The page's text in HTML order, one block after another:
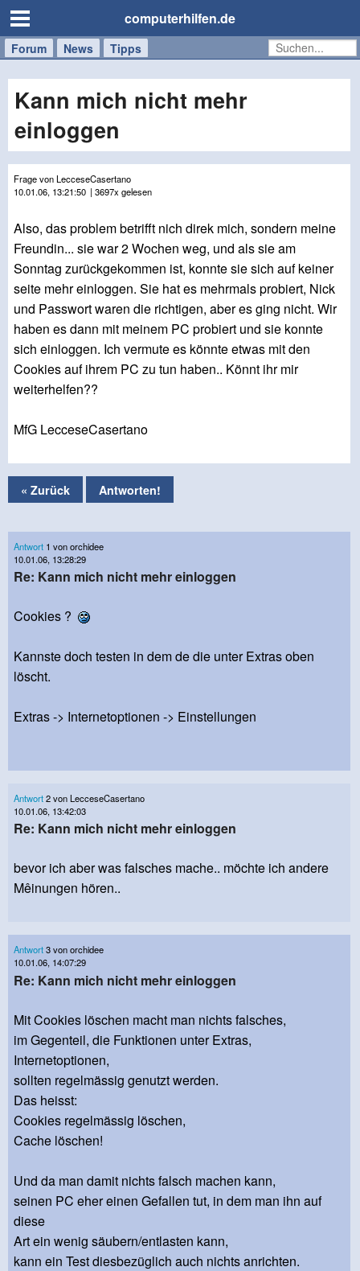
computerhilfen.de
Forum News Tipps
Handy
Tablet
Windows
Mac
Kann mich nicht mehr
einloggen
Frage von LecceseCasertano
10.01.06, 13:21:50 | 3697x gelesen
Also, das problem betrifft nich direk mich, sondern meine
Freundin... sie war 2 Wochen weg, und als sie am
Sonntag zurückgekommen ist, konnte sie sich auf keiner
seite mehr einloggen. Sie hat es mehrmals probiert, Nick
und Passwort waren die richtigen, aber es ging nicht. Wir
haben es dann mit meinem PC probiert und sie konnte
sich einloggen. Ich vermute es könnte etwas mit den
Cookies auf ihrem PC zu tun haben.. Könnt ihr mir
weiterhelfen??
MfG LecceseCasertano
« Zurück Antworten!
Antwort 1 von orchidee
10.01.06, 13:28:29
Re: Kann mich nicht mehr einloggen
Cookies ?
Kannste doch testen in dem de die unter Extras oben
löscht.
Extras -> Internetoptionen -> Einstellungen
Antwort2 von LecceseCasertano
10.01.06, 13:42:03
Re: Kann mich nicht mehr einloggen
bevor ich aber was falsches mache.. möchte ich andere
Mêinungen hören..
Antwort3 von orchidee
10.01.06, 14:07:29
Re: Kann mich nicht mehr einloggen
Mit Cookies löschen macht man nichts falsches,
im Gegenteil, die Funktionen unter Extras,
Internetoptionen,
sollten regelmässig genutzt werden.
Das heisst:
Cookies regelmässig löschen,
Cache löschen!
Und da man damit nichts falsch machen kann,
seinen PC eher einen Gefallen tut, in dem man ihn auf
diese
Art ein wenig säubern/entlasten kann,
kann ein Test diesbezüglich auch nichts anrichten.